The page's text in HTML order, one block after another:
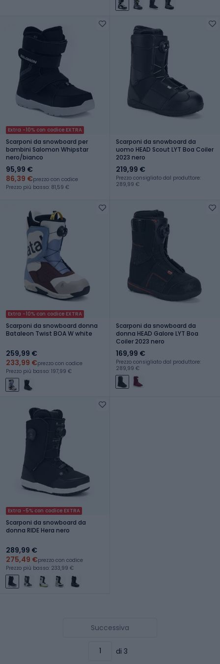
Extra -10% con codice EXTRA
Scarponi da snowboard per
bambini Salomon Whipstar
nero/bianco
95,99 €
86,39 €prezzo con codice
Prezzo più basso: 81,59 €
Scarponi da snowboard da
uomo HEAD Scout LYT Boa Coiler
2023 nero
219,99 €
Prezzo consigliato dal produttore:
289,99 €
Extra -10% con codice EXTRA
Scarponi da snowboard donna
Bataleon Twist BOA W white
259,99 €
233,99 €prezzo con codice
Prezzo più basso: 197,99 €
Scarponi da snowboard da
donna HEAD Galore LYT Boa
Coiler 2023 nero
169,99 €
Prezzo consigliato dal produttore:
289,99 €
Extra -5% con codice EXTRA
Scarponi da snowboard da
donna RIDE Hera nero
289,99 €
275,49 €prezzo con codice
Prezzo più basso: 233,99 €
Successiva
di 3